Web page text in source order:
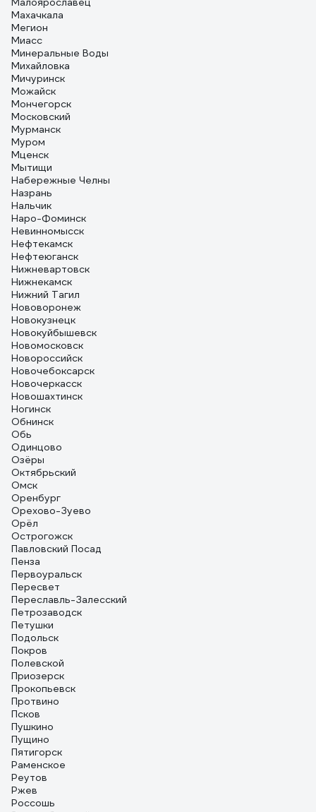
Махачкала
Мегион
Миасс
Минеральные Воды
Михайловка
Мичуринск
Можайск
Мончегорск
Московский
Мурманск
Муром
Мценск
Мытищи
Набережные Челны
Назрань
Нальчик
Наро-Фоминск
Невинномысск
Нефтекамск
Нефтеюганск
Нижневартовск
Нижнекамск
Нижний Тагил
Нововоронеж
Новокузнецк
Новокуйбышевск
Новомосковск
Новороссийск
Новочебоксарск
Новочеркасск
Новошахтинск
Ногинск
Обнинск
Обь
Одинцово
Озёры
Октябрьский
Омск
Оренбург
Орехово-Зуево
Орёл
Острогожск
Павловский Посад
Пенза
Первоуральск
Пересвет
Переславль-Залесский
Петрозаводск
Петушки
Подольск
Покров
Полевской
Приозерск
Прокопьевск
Протвино
Псков
Пушкино
Пущино
Пятигорск
Раменское
Реутов
Ржев
Россошь